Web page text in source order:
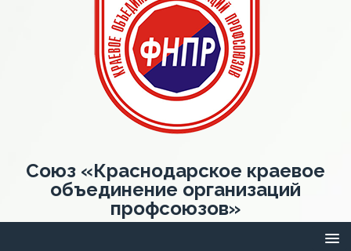
Союз «Краснодарское краевое
объединение организаций
профсоюзов»